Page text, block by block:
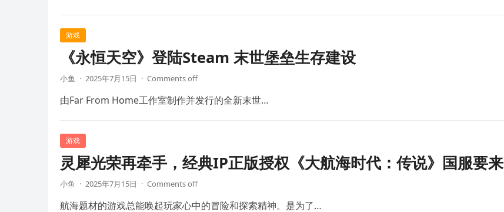
游戏
《永恒天空》登陆Steam 末世堡垒生存建设
小鱼 · 2025年7月15日 · Comments off
由Far From Home工作室制作并发行的全新末世…
游戏
灵犀光荣再牵手，经典IP正版授权《大航海时代：传说》国服要来
小鱼 · 2025年7月15日 · Comments off
航海题材的游戏总能唤起玩家心中的冒险和探索精神。是为了…